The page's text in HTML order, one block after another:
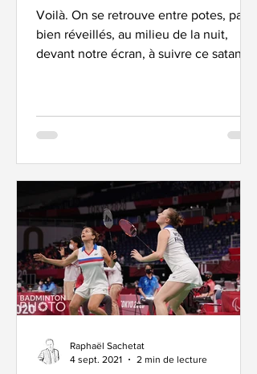
Voilà. On se retrouve entre potes, pas
bien réveillés, au milieu de la nuit,
devant notre écran, à suivre ce satané
Raphaël Sachetat
4 sept. 2021
2 min de lecture